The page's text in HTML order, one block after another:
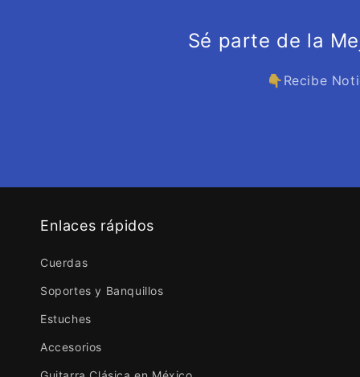
Sé parte de la
👇Recibe
Enlaces rápidos
Cuerdas
Soportes y Banquillos
Estuches
Accesorios